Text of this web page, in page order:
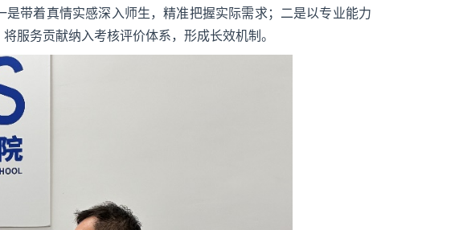
带着真情实感深入师生，精准把握实际需求；二是以专业能力
服务贡献纳入考核评价体系，形成长效机制。